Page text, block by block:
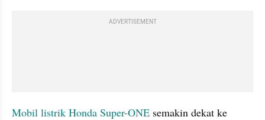
ADVERTISEMENT
Mobil listrik Honda Super-ONE semakin dekat ke